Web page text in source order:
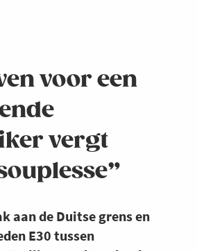
voor een
vergt
aan de Duitse grens en
E30 tussen